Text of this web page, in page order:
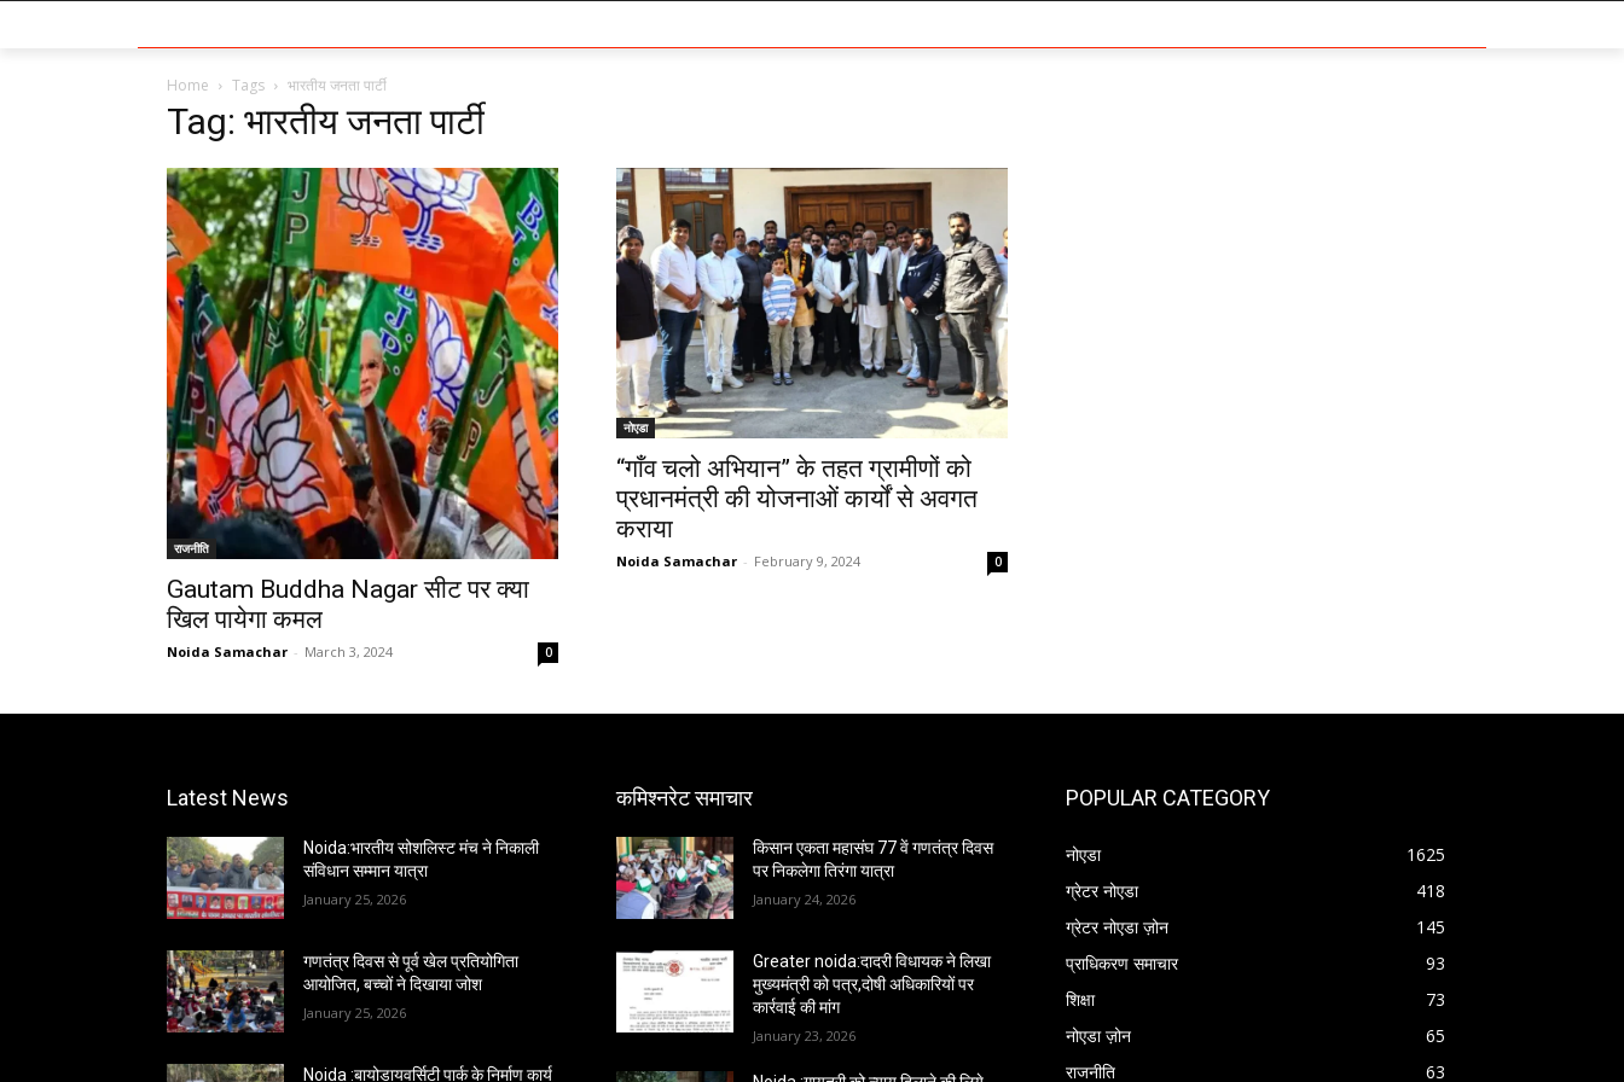
Home Tags भारतीय जनता पार्टी
Tag: भारतीय जनता पार्टी
राजनीति
Gautam Buddha Nagar सीट पर क्या
खिल पायेगा कमल
Noida Samachar - March 3, 2024 0
नोएडा
“गाँव चलो अभियान” के तहत ग्रामीणों को
प्रधानमंत्री की योजनाओं कार्यों से अवगत
कराया
Noida Samachar - February 9, 2024 0
Latest News
Noida:भारतीय सोशलिस्ट मंच ने निकाली
संविधान सम्मान यात्रा
January 25, 2026
गणतंत्र दिवस से पूर्व खेल प्रतियोगिता
आयोजित, बच्चों ने दिखाया जोश
January 25, 2026
Noida :बायोडायवर्सिटी पार्क के निर्माण कार्य
कमिश्नरेट समाचार
किसान एकता महासंघ 77 वें गणतंत्र दिवस
पर निकलेगा तिरंगा यात्रा
January 24, 2026
Greater noida:दादरी विधायक ने लिखा
मुख्यमंत्री को पत्र,दोषी अधिकारियों पर
कार्रवाई की मांग
January 23, 2026
POPULAR CATEGORY
नोएडा
1625
ग्रेटर नोएडा
418
ग्रेटर नोएडा ज़ोन
145
प्राधिकरण समाचार
93
शिक्षा
73
नोएडा ज़ोन
65
राजनीति
63